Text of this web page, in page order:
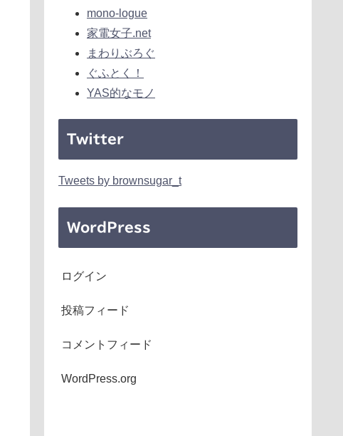
mono-logue
家電女子.net
まわりぶろぐ
ぐふとく！
YAS的なモノ
Twitter
Tweets by brownsugar_t
WordPress
ログイン
投稿フィード
コメントフィード
WordPress.org